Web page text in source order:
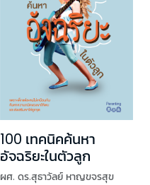
100 เทคนิคค้นหา
อัจฉริยะในตัวลูก
ผศ. ดร.สุธาวัลย์ หาญขจรสุข